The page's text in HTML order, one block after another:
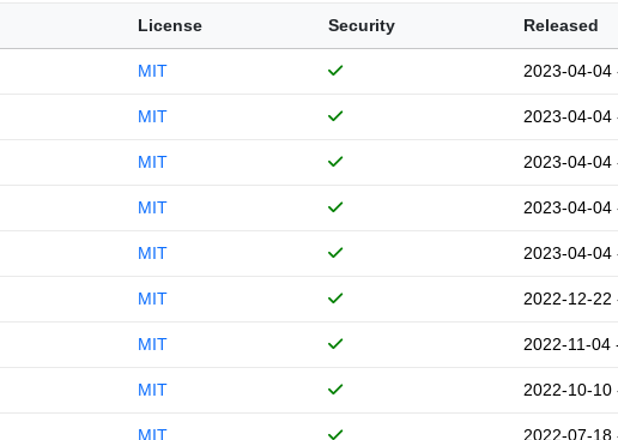
License Security Released
MIT 2023-04-04
MIT 2023-04-04
MIT 2023-04-04
MIT 2023-04-04
MIT 2023-04-04
MIT 2022-12-22
MIT 2022-11-04
MIT 2022-10-10
MIT 2022-07-18